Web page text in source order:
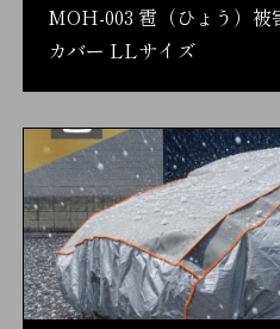
MOH-003 雹（ひょう）被
カバー LLサイズ